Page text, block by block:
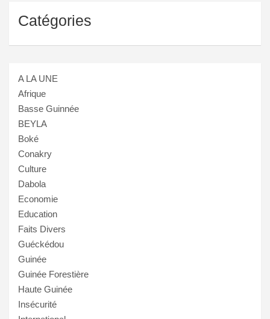
Catégories
A LA UNE
Afrique
Basse Guinnée
BEYLA
Boké
Conakry
Culture
Dabola
Economie
Education
Faits Divers
Guéckédou
Guinée
Guinée Forestière
Haute Guinée
Insécurité